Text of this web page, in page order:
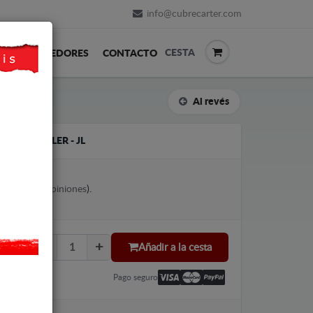
info@cubrecarter.com
REVENDEDORES CONTACTO CESTA
Al revés
WRANGLER - JL
Ver opiniones).
Añadir a la cesta
Pago seguro